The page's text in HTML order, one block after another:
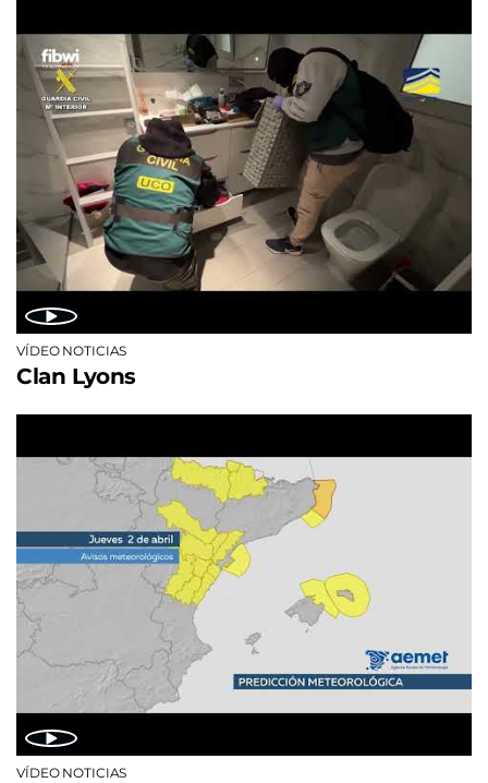
VÍDEO NOTICIAS
Clan Lyons
VÍDEO NOTICIAS